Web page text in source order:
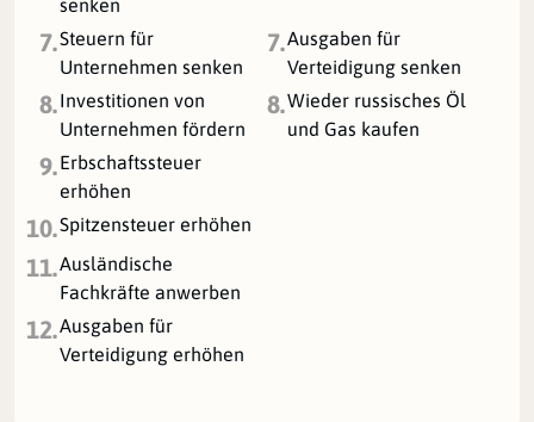
senken
7.Steuern für
Unternehmen senken
7.Ausgaben für
Verteidigung senken
8.Investitionen von
Unternehmen fördern
8.Wieder russisches Öl
und Gas kaufen
9.Erbschaftssteuer
erhöhen
10.Spitzensteuer erhöhen
11.Ausländische
Fachkräfte anwerben
12.Ausgaben für
Verteidigung erhöhen